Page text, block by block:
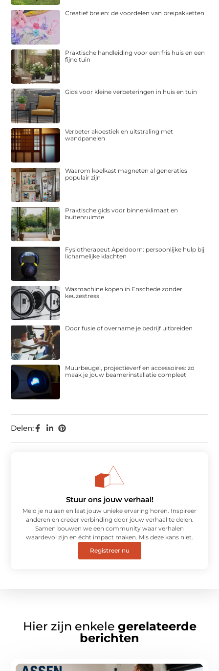
Delen:
Creatief breien: de voordelen van breipakketten
Praktische handleiding voor een fris huis en een
fijne tuin
Gids voor kleine verbeteringen in huis en tuin
Verbeter akoestiek en uitstraling met
wandpanelen
Waarom koelkast magneten al generaties
populair zijn
Praktische gids voor binnenklimaat en
buitenruimte
Fysiotherapeut Apeldoorn: persoonlijke hulp bij
lichamelijke klachten
Wasmachine kopen in Enschede zonder
keuzestress
Door fusie of overname je bedrijf uitbreiden
Muurbeugel, projectieverf en accessoires: zo
maak je jouw beamerinstallatie compleet
Stuur ons jouw verhaal!
Meld je nu aan en laat jouw unieke ervaring horen. Inspireer
anderen en creëer verbinding door jouw verhaal te delen.
Samen bouwen we een community waar verhalen
waardevol zijn en écht impact maken. Mis deze kans niet.
Registreer nu
Hier zijn enkele gerelateerde
berichten